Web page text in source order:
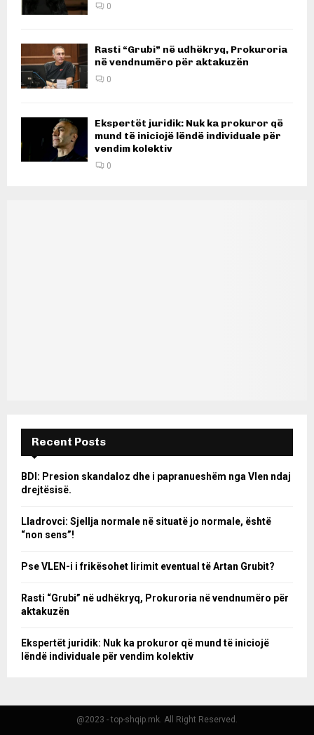
0
Rasti “Grubi” në udhëkryq, Prokuroria
në vendnumëro për aktakuzën
0
Ekspertët juridik: Nuk ka prokuror që
mund të iniciojë lëndë individuale për
vendim kolektiv
0
Recent Posts
BDI: Presion skandaloz dhe i papranueshëm nga Vlen ndaj
drejtësisë.
Lladrovci: Sjellja normale në situatë jo normale, është
“non sens”!
Pse VLEN-i i frikësohet lirimit eventual të Artan Grubit?
Rasti “Grubi” në udhëkryq, Prokuroria në vendnumëro për
aktakuzën
Ekspertët juridik: Nuk ka prokuror që mund të iniciojë
lëndë individuale për vendim kolektiv
@2023 - top-shqip.mk. All Right Reserved.